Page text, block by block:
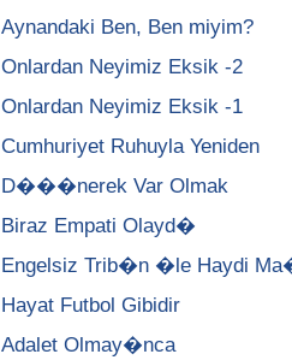
Aynandaki Ben, Ben miyim?
Onlardan Neyimiz Eksik -2
Onlardan Neyimiz Eksik -1
Cumhuriyet Ruhuyla Yeniden
D���nerek Var Olmak
Biraz Empati Olayd�
Engelsiz Trib�n �le Haydi
Hayat Futbol Gibidir
Adalet Olmay�nca